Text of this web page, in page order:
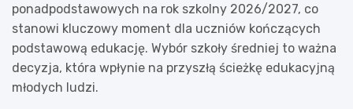
ponadpodstawowych na rok szkolny 2026/2027, co
stanowi kluczowy moment dla uczniów kończących
podstawową edukację. Wybór szkoły średniej to ważna
decyzja, która wpłynie na przyszłą ścieżkę edukacyjną
młodych ludzi.